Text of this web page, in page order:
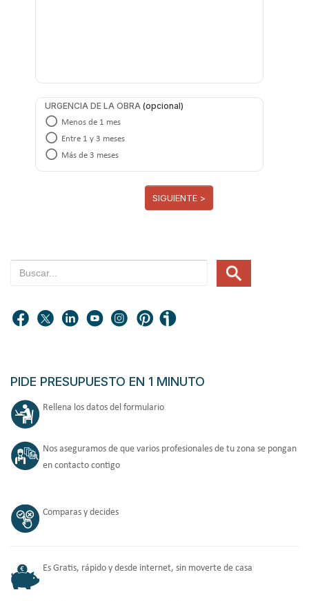
URGENCIA DE LA OBRA
Menos de 1 mes
Entre 1 y 3 meses
Más de 3 meses
SIGUIENTE >
PIDE PRESUPUESTO EN 1 MINUTO
Rellena los datos del formulario
Nos aseguramos de que varios profesionales de tu zona se pongan
en contacto contigo
Comparas y decides
Es Gratis, rápido y desde internet, sin moverte de casa